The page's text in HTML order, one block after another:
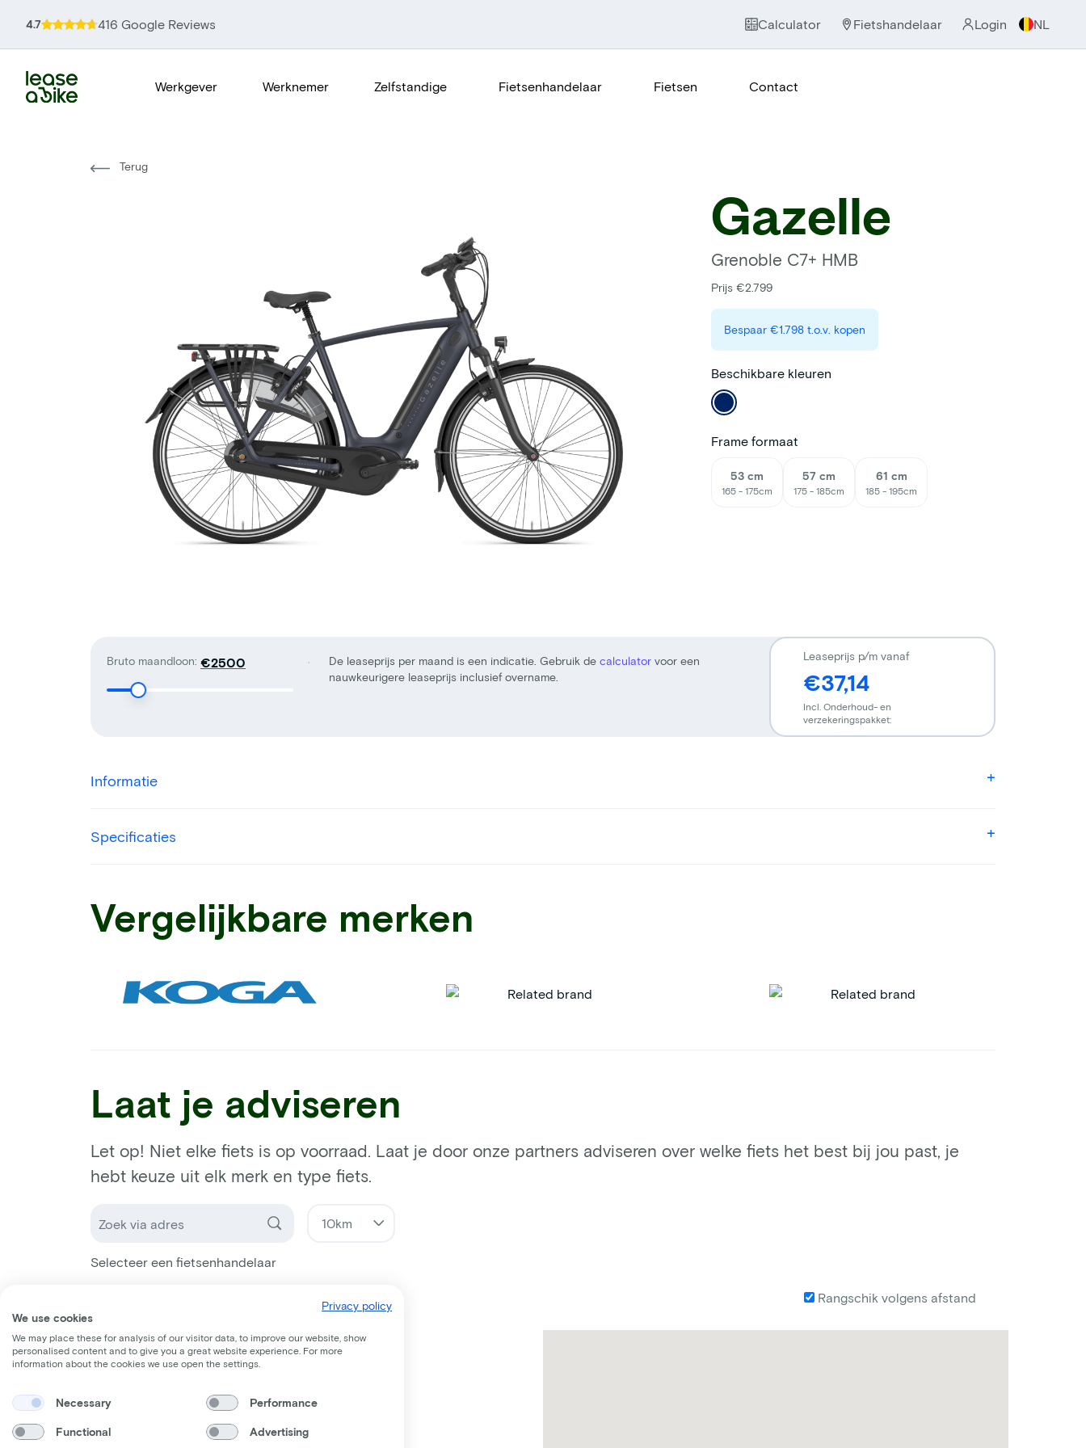
4.7 416 Google Reviews Calculator Fietshandelaar Login NL
Werkgever Werknemer Zelfstandige Fietsenhandelaar Fietsen Contact
Terug
Gazelle
Grenoble C7+ HMB
Prijs €2.799
Bespaar €1.798 t.o.v. kopen
Beschikbare kleuren
Frame formaat
53 cm
165 - 175cm
57 cm
175 - 185cm
61 cm
185 - 195cm
Bruto maandloon: € De leaseprijs per maand is een indicatie. Gebruik de calculator voor een
nauwkeurigere leaseprijs inclusief overname.
Leaseprijs p/m vanaf
€37,14
Incl. Onderhoud- en
verzekeringspakket:
Informatie
Specificaties
Vergelijkbare merken
Laat je adviseren
Let op! Niet elke fiets is op voorraad. Laat je door onze partners adviseren over welke fiets het best bij jou past, je
hebt keuze uit elk merk en type fiets.
Selecteer een fietsenhandelaar
Rangschik volgens afstand
Privacy policy
We use cookies
We may place these for analysis of our visitor data, to improve our website, show
personalised content and to give you a great website experience. For more
information about the cookies we use open the settings.
Necessary Performance
Functional Advertising